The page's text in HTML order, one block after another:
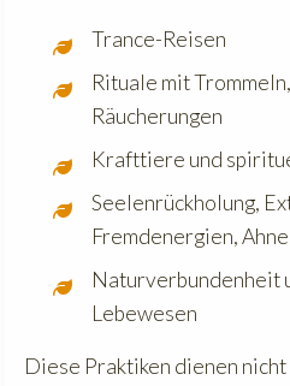
Trance-Reisen
Rituale mit
Räucherungen
Krafttiere und
Seelenrückholung,
Fremdenergien,
Naturverbundenheit
Lebewesen
Diese Praktiken dienen